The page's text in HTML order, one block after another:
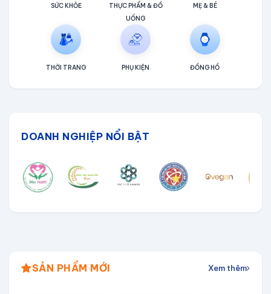
SỨC KHỎE
THỰC PHẨM & ĐỒ
UỐNG
MẸ & BÉ
THỜI TRANG PHỤ KIỆN ĐỒNG HỒ
DOANH NGHIỆP NỔI BẬT
SẢN PHẨM MỚI Xem thêm